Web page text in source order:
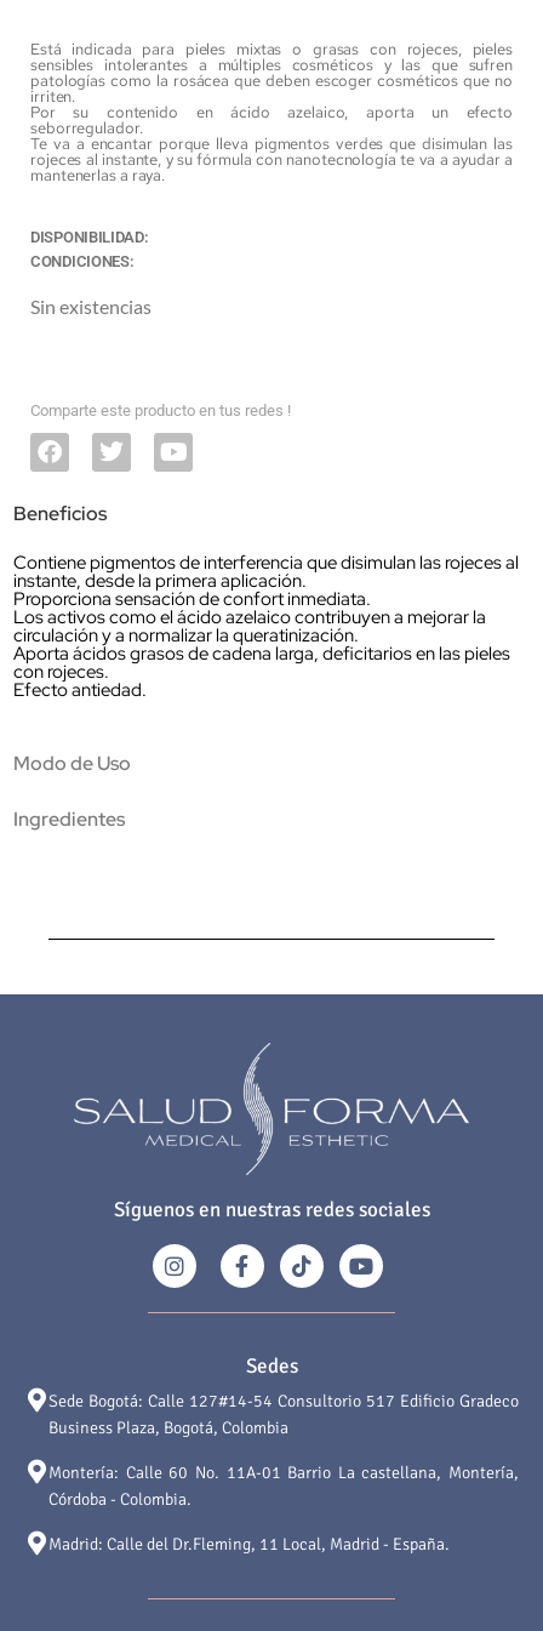
Está indicada para pieles mixtas o grasas con rojeces, pieles
sensibles intolerantes a múltiples cosméticos y las que sufren
patologías como la rosácea que deben escoger cosméticos que no
irriten.
Por su contenido en ácido azelaico, aporta un efecto
seborregulador.
Te va a encantar porque lleva pigmentos verdes que disimulan las
rojeces al instante, y su fórmula con nanotecnología te va a ayudar a
mantenerlas a raya.
DISPONIBILIDAD:
CONDICIONES:
Sin existencias
Comparte este producto en tus redes !
Beneficios
Contiene pigmentos de interferencia que disimulan las rojeces al
instante, desde la primera aplicación.
Proporciona sensación de confort inmediata.
Los activos como el ácido azelaico contribuyen a mejorar la
circulación y a normalizar la queratinización.
Aporta ácidos grasos de cadena larga, deficitarios en las pieles
con rojeces.
Efecto antiedad.
Modo de Uso
Ingredientes
Síguenos en nuestras redes sociales
Sedes
Sede Bogotá: Calle 127#14-54 Consultorio 517 Edificio Gradeco
Business Plaza, Bogotá, Colombia
Montería: Calle 60 No. 11A-01 Barrio La castellana, Montería,
Córdoba - Colombia.
Madrid: Calle del Dr.Fleming, 11 Local, Madrid - España.